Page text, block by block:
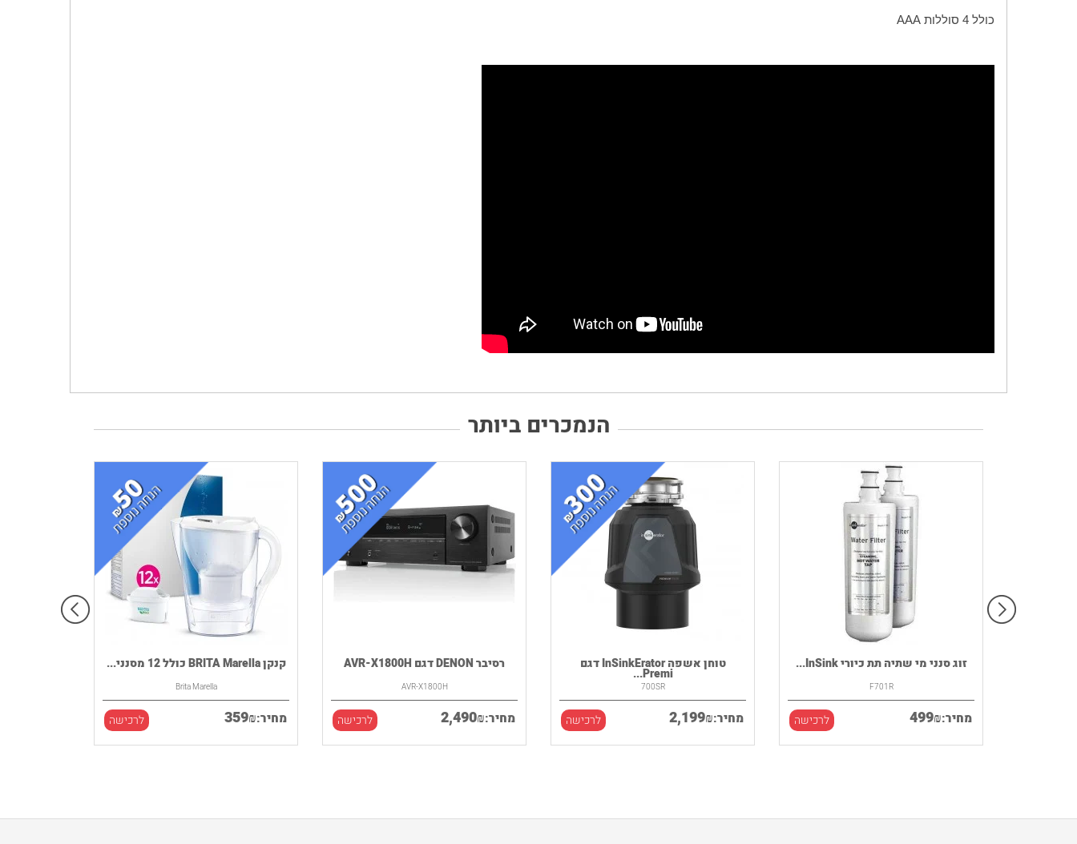
כולל 4 סוללות
AAA
הנמכרים ביותר
קנקן BRITA Marella כולל 12 מסנני...
Brita Marella
מחיר: 359₪ לרכישה
רסיבר DENON דגם AVR-X1800H
AVR-X1800H
מחיר: 2,490₪ לרכישה
טוחן אשפה InSinkErator דגם
Premi...
700SR
מחיר: 2,199₪ לרכישה
זוג סנני מי שתיה תת כיורי InSink...
F701R
מחיר: 499₪ לרכישה